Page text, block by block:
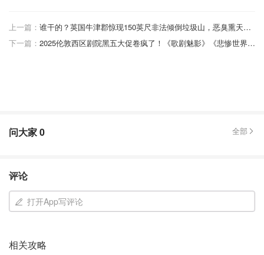
圣诞老人蒸汽火车体验时间：11月29日-12月24日
双人票价 £100 起，即可开启这段节日专属旅程
与圣诞老人本人见面、互动，收获一份特别礼物
围
上一篇：
谁干的？英国牛津郡惊现150英尺非法倾倒垃圾山，恶臭熏天现场令人作呕
下一篇：
2025伦敦西区剧院黑五大促卷疯了！《歌剧魅影》《悲惨世界》等20+顶流剧目狂打4折~
问大家0 全部
评论
打开App写评论
相关攻略